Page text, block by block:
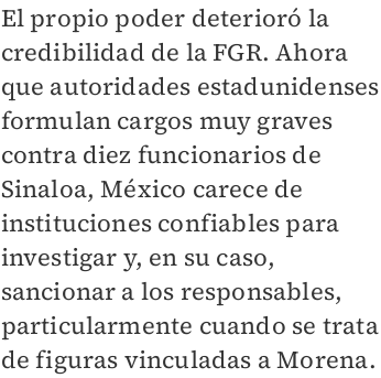
El propio poder deterioró la
credibilidad de la FGR. Ahora
que autoridades estadunidenses
formulan cargos muy graves
contra diez funcionarios de
Sinaloa, México carece de
instituciones confiables para
investigar y, en su caso,
sancionar a los responsables,
particularmente cuando se trata
de figuras vinculadas a Morena.